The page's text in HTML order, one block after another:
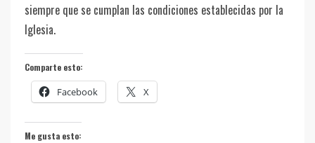
siempre que se cumplan las condiciones establecidas por la
Iglesia.
Comparte esto:
Facebook X
Me gusta esto: